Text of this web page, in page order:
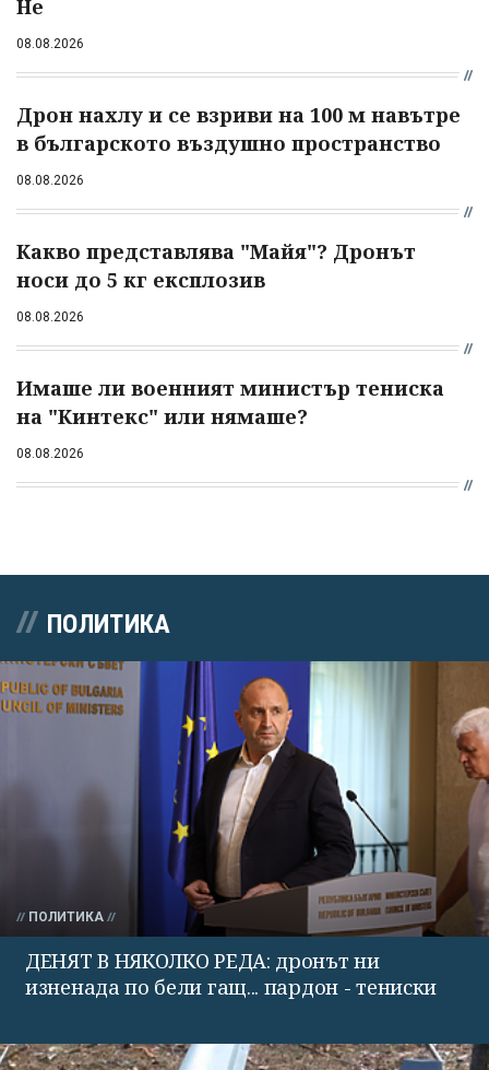
Не
08.08.2026
Дрон нахлу и се взриви на 100 м навътре
в българското въздушно пространство
08.08.2026
Какво представлява "Майя"? Дронът
носи до 5 кг експлозив
08.08.2026
Имаше ли военният министър тениска
на "Кинтекс" или нямаше?
08.08.2026
ПОЛИТИКА
ПОЛИТИКА
ДЕНЯТ В НЯКОЛКО РЕДА: дронът ни
изненада по бели гащ... пардон - тениски